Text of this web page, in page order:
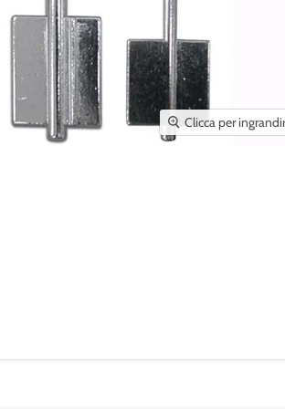
Clicca per